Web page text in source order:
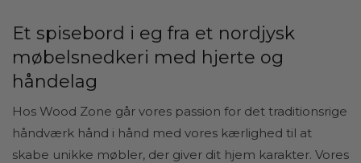
Et spisebord i eg fra et nordjysk
møbelsnedkeri med hjerte og
håndelag
Hos Wood Zone går vores passion for det traditionsrige
håndværk hånd i hånd med vores kærlighed til at
skabe unikke møbler, der giver dit hjem karakter. Vores